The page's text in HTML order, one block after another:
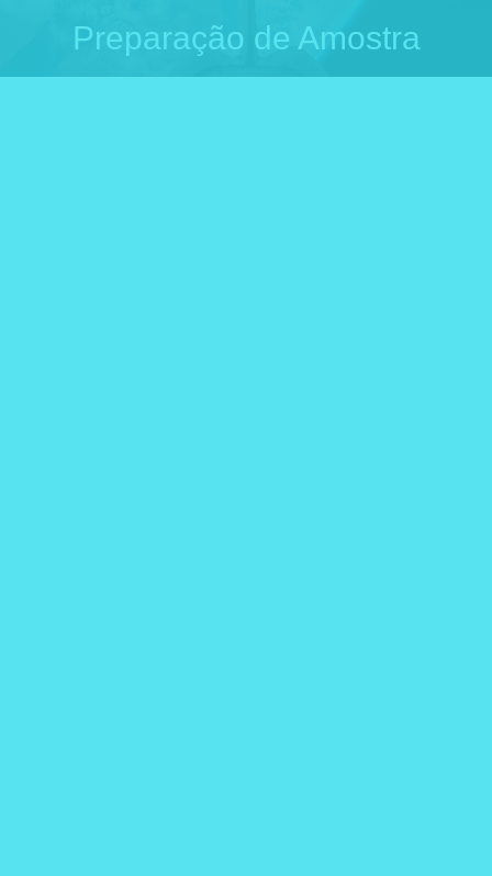
Preparação de Amostra
Você está aqui: